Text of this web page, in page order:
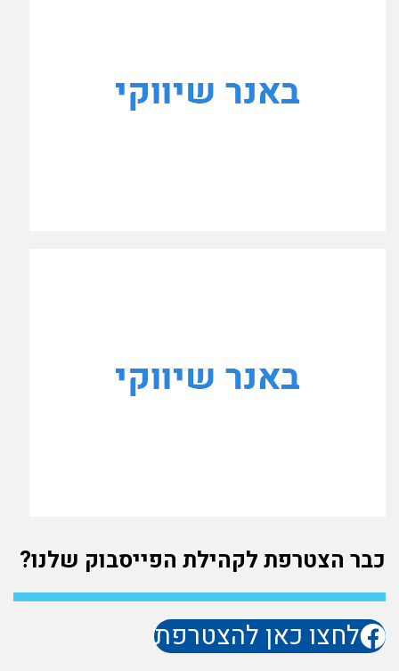
כבר הצטרפת לקהילת הפייסבוק שלנו?
לחצו כאן להצטרפת